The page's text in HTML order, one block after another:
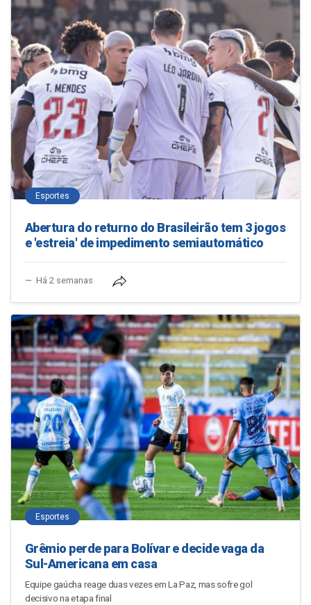
Esportes
Abertura do returno do Brasileirão tem 3 jogos
e 'estreia' de impedimento semiautomático
Há 2 semanas
Esportes
Grêmio perde para Bolívar e decide vaga da
Sul-Americana em casa
Equipe gaúcha reage duas vezes em La Paz, mas sofre gol
decisivo na etapa final